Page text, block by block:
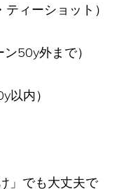
ティーショット）
ン50y外まで）
以内）
」でも大丈夫で